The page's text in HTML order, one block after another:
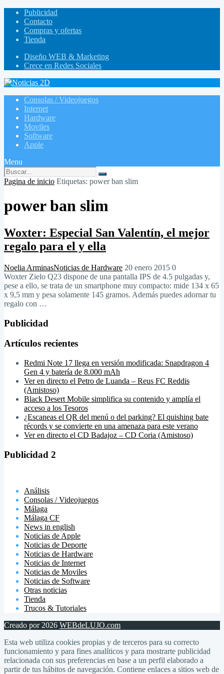
Publicidad
Contacto
Compras y ofertas
Tienda
Diseño WEB & Marketing
Crece en Redes Sociales
Consolas / Videojuegos
Internet
Hardware
Moviles
Software
Apple
Menu
Pagina de inicio Etiquetas: power ban slim
power ban slim
Woxter: Especial San Valentín, el mejor
regalo para el y ella
Noelia ArminasNoticias de Hardware 20 enero 2015 0
Woxter Zielo Q23 dispone de una pantalla IPS de 4.5 pulgadas y,
pese a ello, se trata de un smartphone muy compacto: mide 134 x 65
x 9,5 mm y pesa solamente 145 gramos. Además puedes adornar tu
regalo con …
Publicidad
Artículos recientes
Redmi Note 17 llega en versión modificada: Snapdragon 4
Gen 4 y batería de 8.000 mAh
Ver en directo el Petro de Luanda – Reus FC Reddis
(Amistoso)
Black Desert Mobile simplifica su contenido y amplía el
acceso a los Tesoros
¿Escaneas el QR del menú o del parking? El quishing bate
récords y se convierte en una amenaza para este verano
Ver en directo el CD Badajoz – CD Coria (Amistoso)
Publicidad 2
Análisis
Consolas / Videojuegos
Málaga
Málaga CF
News in english
Noticias de Apple
Noticias de Deporte
Noticias de Hardware
Noticias de Internet
Noticias de Moviles
Noticias de Software
Otras noticias
Tienda
Trucos & Tutoriales
Creado por 2026 WEBdeLUJO.com
Esta web utiliza cookies propias y de terceros para su correcto
funcionamiento y para fines analíticos y para mostrarte publicidad
relacionada con sus preferencias en base a un perfil elaborado a
partir de tus hábitos de navegación. Contiene enlaces a sitios web de